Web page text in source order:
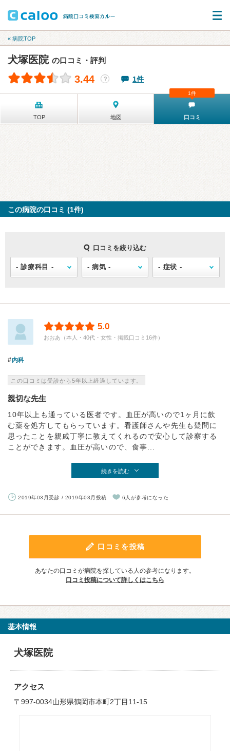
« 病院TOP
犬塚医院 の口コミ・評判
3.44 ？ 1件
TOP 地図 口コミ
1件
この病院の口コミ (1件)
口コミを絞り込む
5.0
おおあ（本人・40代・女性・掲載口コミ16件）
内科
この口コミは受診から5年以上経過しています。
親切な先生
10年以上も通っている医者です。血圧が高いので1ヶ月に飲
む薬を処方してもらっています。看護師さんや先生も疑問に
思ったことを親戚丁寧に教えてくれるので安心して診察する
ことができます。血圧が高いので、食事...
続きを読む
2019年03月受診 / 2019年03月投稿 6人が参考になった
口コミを投稿
あなたの口コミが病院を探している人の参考になります。
口コミ投稿について詳しくはこちら
基本情報
犬塚医院
アクセス
〒997-0034山形県鶴岡市本町2丁目11-15